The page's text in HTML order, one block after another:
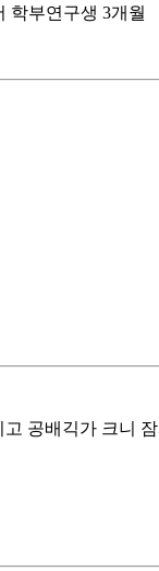
학부연구생 3개월
공배긱가 크니